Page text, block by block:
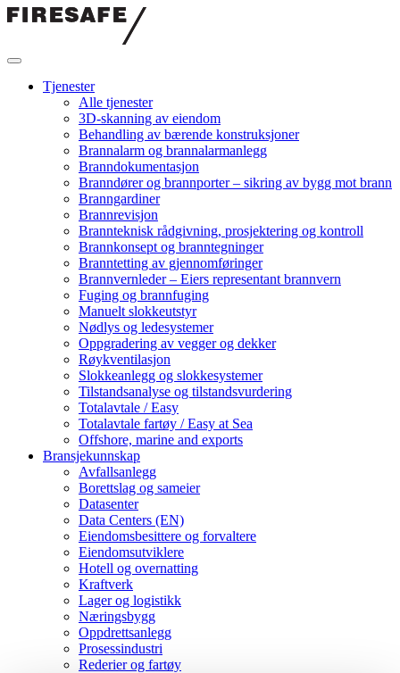
Hopp
Firesafe
Tjenester
Alle tjenester
3D-skanning av eiendom
Behandling av bærende konstruksjoner
Brannalarm og brannalarmanlegg
Branndokumentasjon
Branndører og brannporter – sikring av bygg mot brann
Branngardiner
Brannrevisjon
Brannteknisk rådgivning, prosjektering og kontroll
Brannkonsept og branntegninger
Branntetting av gjennomføringer
Brannvernleder – Eiers representant brannvern
Fuging og brannfuging
Manuelt slokkeutstyr
Nødlys og ledesystemer
Oppgradering av vegger og dekker
Røykventilasjon
Slokkeanlegg og slokkesystemer
Tilstandsanalyse og tilstandsvurdering
Totalavtale / Easy
Totalavtale fartøy / Easy at Sea
Offshore, marine and exports
Bransjekunnskap
Avfallsanlegg
Borettslag og sameier
Datasenter
Data Centers (EN)
Eiendomsbesittere og forvaltere
Eiendomsutviklere
Hotell og overnatting
Kraftverk
Lager og logistikk
Næringsbygg
Oppdrettsanlegg
Prosessindustri
Rederier og fartøy